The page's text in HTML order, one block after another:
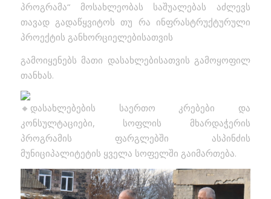
პროგრამა“ მოსახლეობას საშუალებას აძლევს
თავად გადაწყვიტოს თუ რა ინფრასტრუქტურული
პროექტის განხორციელებისათვის
გამოიყენებს მათი დასახლებისათვის გამოყოფილ
თანხას.
დასახლებების საერთო კრებები და
კონსულტაციები, სოფლის მხარდაჭერის
პროგრამის ფარგლებში ასპინძის
მუნიციპალიტეტის ყველა სოფელში გაიმართება.